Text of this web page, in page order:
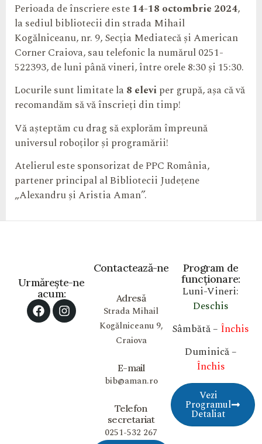
Perioada de înscriere este14-18 octombrie 2024,
la sediul bibliotecii din strada Mihail
Kogălniceanu, nr. 9, Secția Mediatecă și American
Corner Craiova, sau telefonic la numărul 0251-
522393, de luni până vineri, între orele 8:30 și 15:30.
Locurile sunt limitate la8 eleviper grupă, așa că vă
recomandăm să vă înscrieți din timp!
Vă așteptăm cu drag să explorăm împreună
universul roboților și programării!
Atelierul este sponsorizat de PPC România,
partener principal al Bibliotecii Județene
„Alexandru și Aristia Aman”.
Program de
funcționare:
Luni-Vineri:
Deschis
Sâmbătă – Închis
Duminică –
Închis
Vezi
Programul
Detaliat
Contactează-ne
Adresă
Strada Mihail
Kogălniceanu 9,
Craiova
E-mail
bib@aman.ro
Telefon
secretariat
0251-532 267
Urmărește-ne
acum: